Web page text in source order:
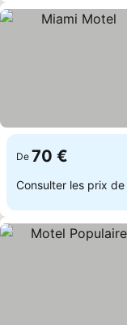
De 70 €
Consulter les prix de